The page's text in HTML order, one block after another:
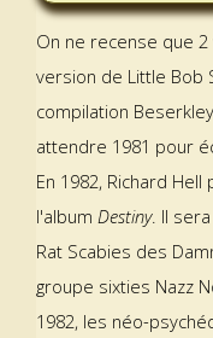
On ne recense que
version de Little Bob
compilation
attendre 1981 pour
En 1982, Richard
l'album Destiny. Il
Rat Scabies des
groupe sixties Nazz
1982, les néo-